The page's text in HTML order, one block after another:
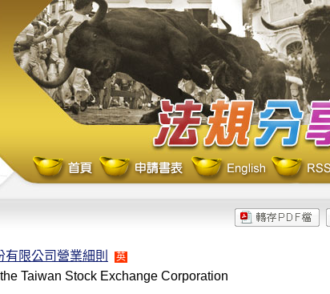
限公司營業細則 英
Taiwan Stock Exchange Corporation